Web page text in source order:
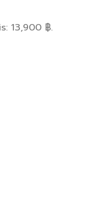
13,900 ฿.